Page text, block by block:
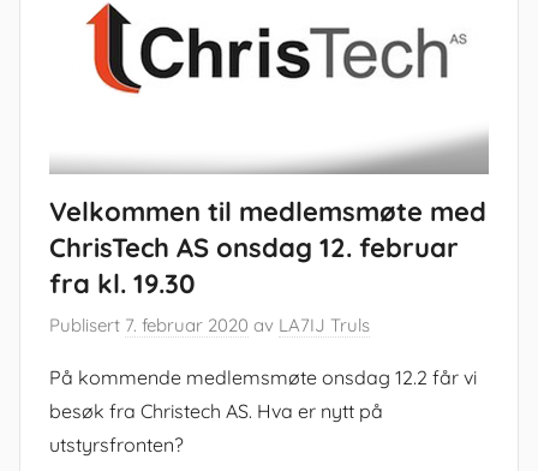
Velkommen til medlemsmøte med
ChrisTech AS onsdag 12. februar
fra kl. 19.30
Publisert 7. februar 2020 av LA7IJ Truls
På kommende medlemsmøte onsdag 12.2 får vi
besøk fra Christech AS. Hva er nytt på
utstyrsfronten?